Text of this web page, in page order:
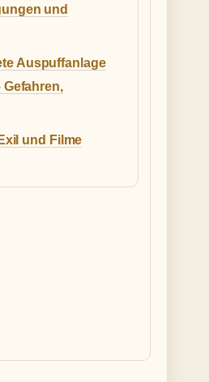
und
Auspuffanlage
und Filme